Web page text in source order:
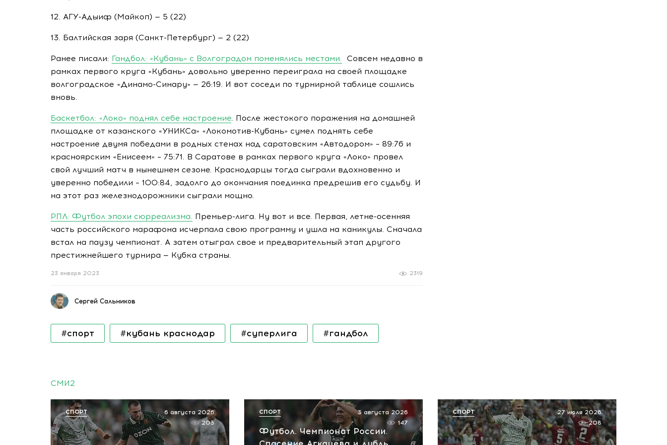
12. АГУ-Адыиф (Майкоп) — 5 (22)
13. Балтийская заря (Санкт-Петербург) — 2 (22)
Ранее писали: Гандбол: «Кубань» с Волгоградом поменялись местами. Совсем недавно в
рамках первого круга «Кубань» довольно уверенно переиграла на своей площадке
волгоградское «Динамо-Синару» — 26:19. И вот соседи по турнирной таблице сошлись
вновь.
Баскетбол: «Локо» поднял себе настроение. После жестокого поражения на домашней
площадке от казанского «УНИКСа» «Локомотив-Кубань» сумел поднять себе
настроение двумя победами в родных стенах над саратовским «Автодором» – 89:76 и
красноярским «Енисеем» – 75:71. В Саратове в рамках первого круга «Локо» провел
свой лучший матч в нынешнем сезоне. Краснодарцы тогда сыграли вдохновенно и
уверенно победили – 100:84, задолго до окончания поединка предрешив его судьбу. И
на этот раз железнодорожники сыграли мощно.
РПЛ: Футбол эпохи сюрреализма. Премьер-лига. Ну вот и все. Первая, летне-осенняя
часть российского марафона исчерпала свою программу и ушла на каникулы. Сначала
встал на паузу чемпионат. А затем отыграл свое и предварительный этап другого
престижнейшего турнира — Кубка страны.
2319
23 января 2023
Сергей Сальников
#спорт #кубань краснодар #суперлига #гандбол
СМИ2
6 августа 2026
203
СПОРТ
Футбол. Чемпионат России.
3 августа 2026
147
СПОРТ
27 июля 2026
208
СПОРТ